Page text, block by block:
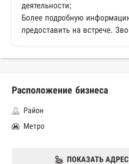
деятельности;
Более подробную
предоставить на встрече.
Расположение бизнеса
Район
Метро
ПОКАЗАТЬ